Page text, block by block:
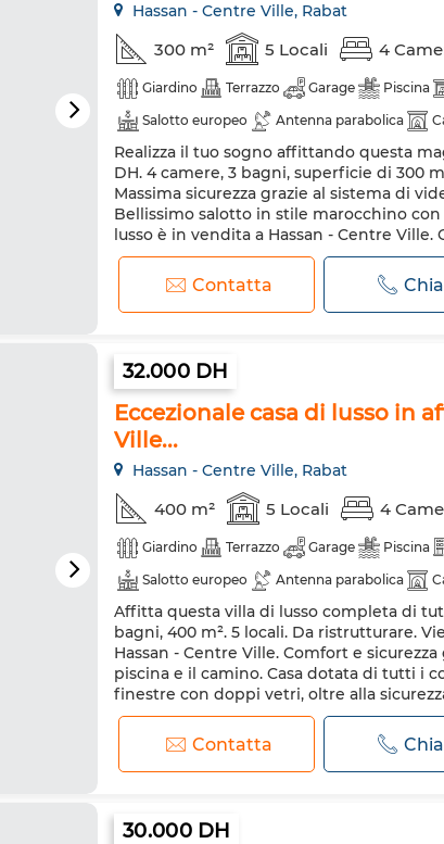
Hassan - Centre Ville, Rabat
300 m² 5 Locali 4
Giardino Terrazzo Garage Piscina
Salotto europeo
Antenna parabolica
Sistema di allarme
Cucina attrezzata
Realizza il tuo sogno affittando questa
DH. 4 camere, 3 bagni, superficie di 300
Massima sicurezza grazie al sistema di
Bellissimo salotto in stile marocchino
lusso è in vendita a Hassan - Centre
con il terrazzo e il giardino. Dispone anc...
Contatta
32.000 DH
Eccezionale casa di lusso in
Ville...
Hassan - Centre Ville, Rabat
400 m² 5 Locali 4
Giardino Terrazzo Garage Piscina
Salotto europeo
Antenna parabolica
Riscaldamento
Sistema di allarme
Cucina attrezzata
Frigorifero
Affitta questa villa di lusso completa di
bagni, 400 m². 5 locali. Da ristrutturare.
Hassan - Centre Ville. Comfort e
piscina e il camino. Casa dotata di tutti i
finestre con doppi vetri, oltre alla
visitare questa villa in affitto...
Contatta
30.000 DH